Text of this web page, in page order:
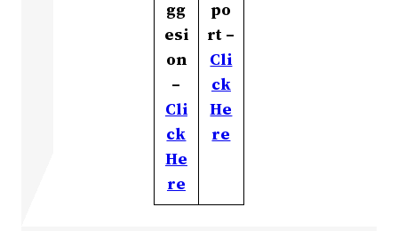
gg
esi
on
–
Cli
ck
He
re
po
rt –
Cli
ck
He
re